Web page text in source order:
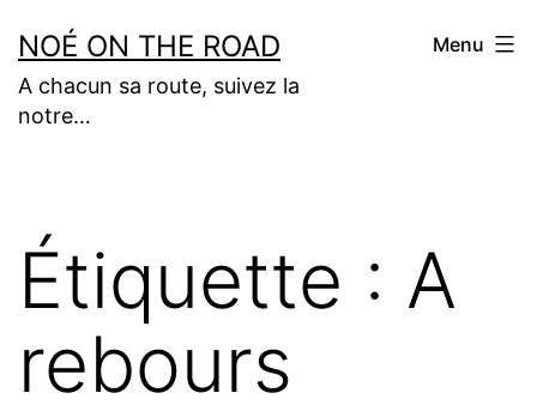
au
contenu
NOÉ ON THE ROAD
A chacun sa route, suivez la
notre…
Menu
Étiquette : A
rebours